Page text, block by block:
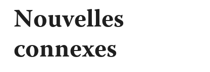
Nouvelles
connexes